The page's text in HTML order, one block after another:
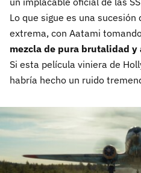
Lo que sigue es una
extrema, con Aatami
mezcla de pura brutalidad
Si esta película viniera de
habría hecho un ruido